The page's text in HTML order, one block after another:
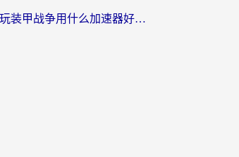
非洲玩装甲战争用什么加速器好？海外党亲测有效的国服游戏加速方案